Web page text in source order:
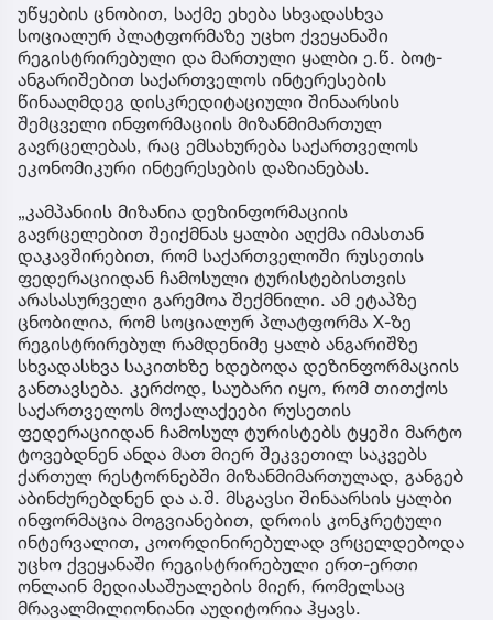
უწყების ცნობით, საქმე ეხება სხვადასხვა
სოციალურ პლატფორმაზე უცხო ქვეყანაში
რეგისტრირებული და მართული ყალბი ე.წ. ბოტ-
ანგარიშებით საქართველოს ინტერესების
წინააღმდეგ დისკრედიტაციული შინაარსის
შემცველი ინფორმაციის მიზანმიმართულ
გავრცელებას, რაც ემსახურება საქართველოს
ეკონომიკური ინტერესების დაზიანებას.
„კამპანიის მიზანია დეზინფორმაციის
გავრცელებით შეიქმნას ყალბი აღქმა იმასთან
დაკავშირებით, რომ საქართველოში რუსეთის
ფედერაციიდან ჩამოსული ტურისტებისთვის
არასასურველი გარემოა შექმნილი. ამ ეტაპზე
ცნობილია, რომ სოციალურ პლატფორმა X-ზე
რეგისტრირებულ რამდენიმე ყალბ ანგარიშზე
სხვადასხვა საკითხზე ხდებოდა დეზინფორმაციის
განთავსება. კერძოდ, საუბარი იყო, რომ თითქოს
საქართველოს მოქალაქეები რუსეთის
ფედერაციიდან ჩამოსულ ტურისტებს ტყეში მარტო
ტოვებდნენ ანდა მათ მიერ შეკვეთილ საკვებს
ქართულ რესტორნებში მიზანმიმართულად, განგებ
აბინძურებდნენ და ა.შ. მსგავსი შინაარსის ყალბი
ინფორმაცია მოგვიანებით, დროის კონკრეტული
ინტერვალით, კოორდინირებულად ვრცელდებოდა
უცხო ქვეყანაში რეგისტრირებული ერთ-ერთი
ონლაინ მედიასაშუალების მიერ, რომელსაც
მრავალმილიონიანი აუდიტორია ჰყავს.